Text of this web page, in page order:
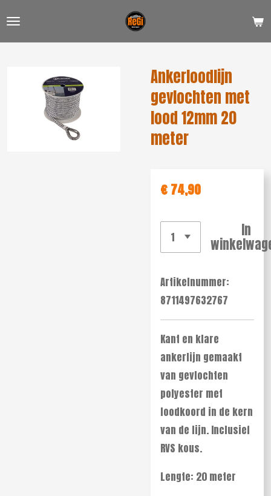
Ga
hoofdinhoud
Ankerloodlijn
gevlochten met
lood 12mm 20
meter
€ 74,90
In
Artikelnummer:
8711497632767
Kant en klare
ankerlijn gemaakt
van gevlochten
polyester met
loodkoord in de kern
van de lijn. Inclusief
RVS kous.
Lengte: 20 meter